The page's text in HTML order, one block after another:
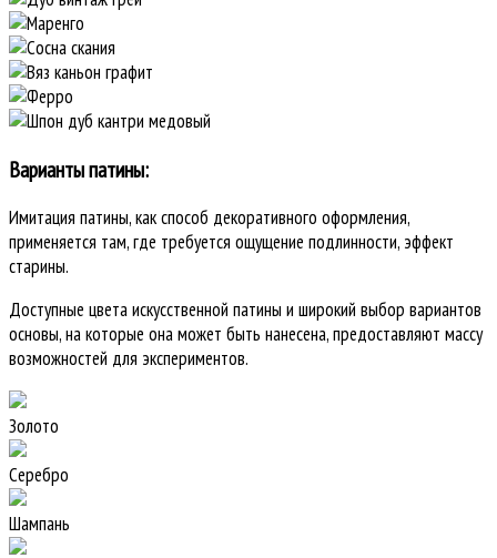
Варианты патины:
Имитация патины, как способ декоративного оформления,
применяется там, где требуется ощущение подлинности, эффект
старины.
Доступные цвета искусственной патины и широкий выбор вариантов
основы, на которые она может быть нанесена, предоставляют массу
возможностей для экспериментов.
Золото
Серебро
Шампань